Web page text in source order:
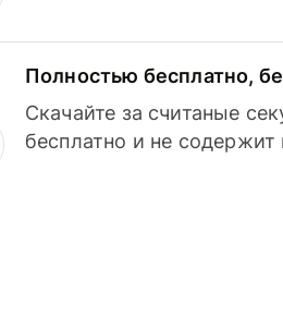
Полностью бесплатно,
Скачайте за считаные
бесплатно и не